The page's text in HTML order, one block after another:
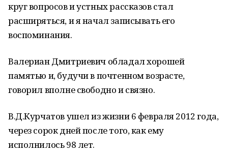
круг вопросов и устных рассказов стал
расширяться, и я начал записывать его
воспоминания.
Валериан Дмитриевич обладал хорошей
памятью и, будучи в почтенном возрасте,
говорил вполне свободно и связно.
В.Д.Курчатов ушел из жизни 6 февраля 2012 года,
через сорок дней после того, как ему
исполнилось 98 лет.